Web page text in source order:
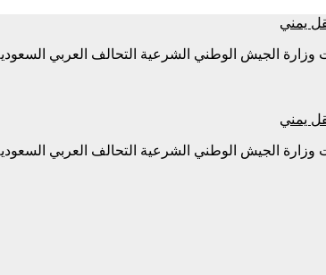
يمني
وزارة الجيش الوطني الشرعية التحالف العربي
يمني
وزارة الجيش الوطني الشرعية التحالف العربي